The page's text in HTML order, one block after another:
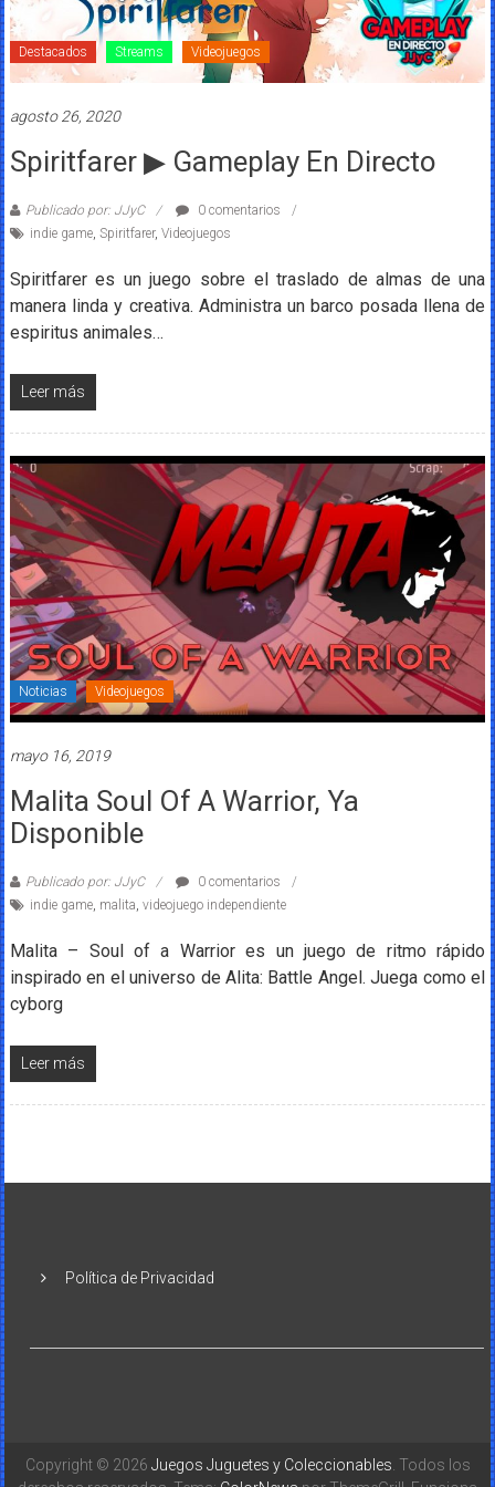
Destacados Streams Videojuegos
agosto 26, 2020
Spiritfarer ▶ Gameplay En Directo
Publicado por: JJyC
0 comentarios
indie game, Spiritfarer, Videojuegos
Spiritfarer es un juego sobre el traslado de almas de una
manera linda y creativa. Administra un barco posada llena de
espiritus animales…
Leer más
Noticias Videojuegos
mayo 16, 2019
Malita Soul Of A Warrior, Ya
Disponible
Publicado por: JJyC
0 comentarios
indie game, malita, videojuego independiente
Malita – Soul of a Warrior es un juego de ritmo rápido
inspirado en el universo de Alita: Battle Angel. Juega como el
cyborg
Leer más
Política de Privacidad
Copyright © 2026 Juegos Juguetes y Coleccionables . Todos los